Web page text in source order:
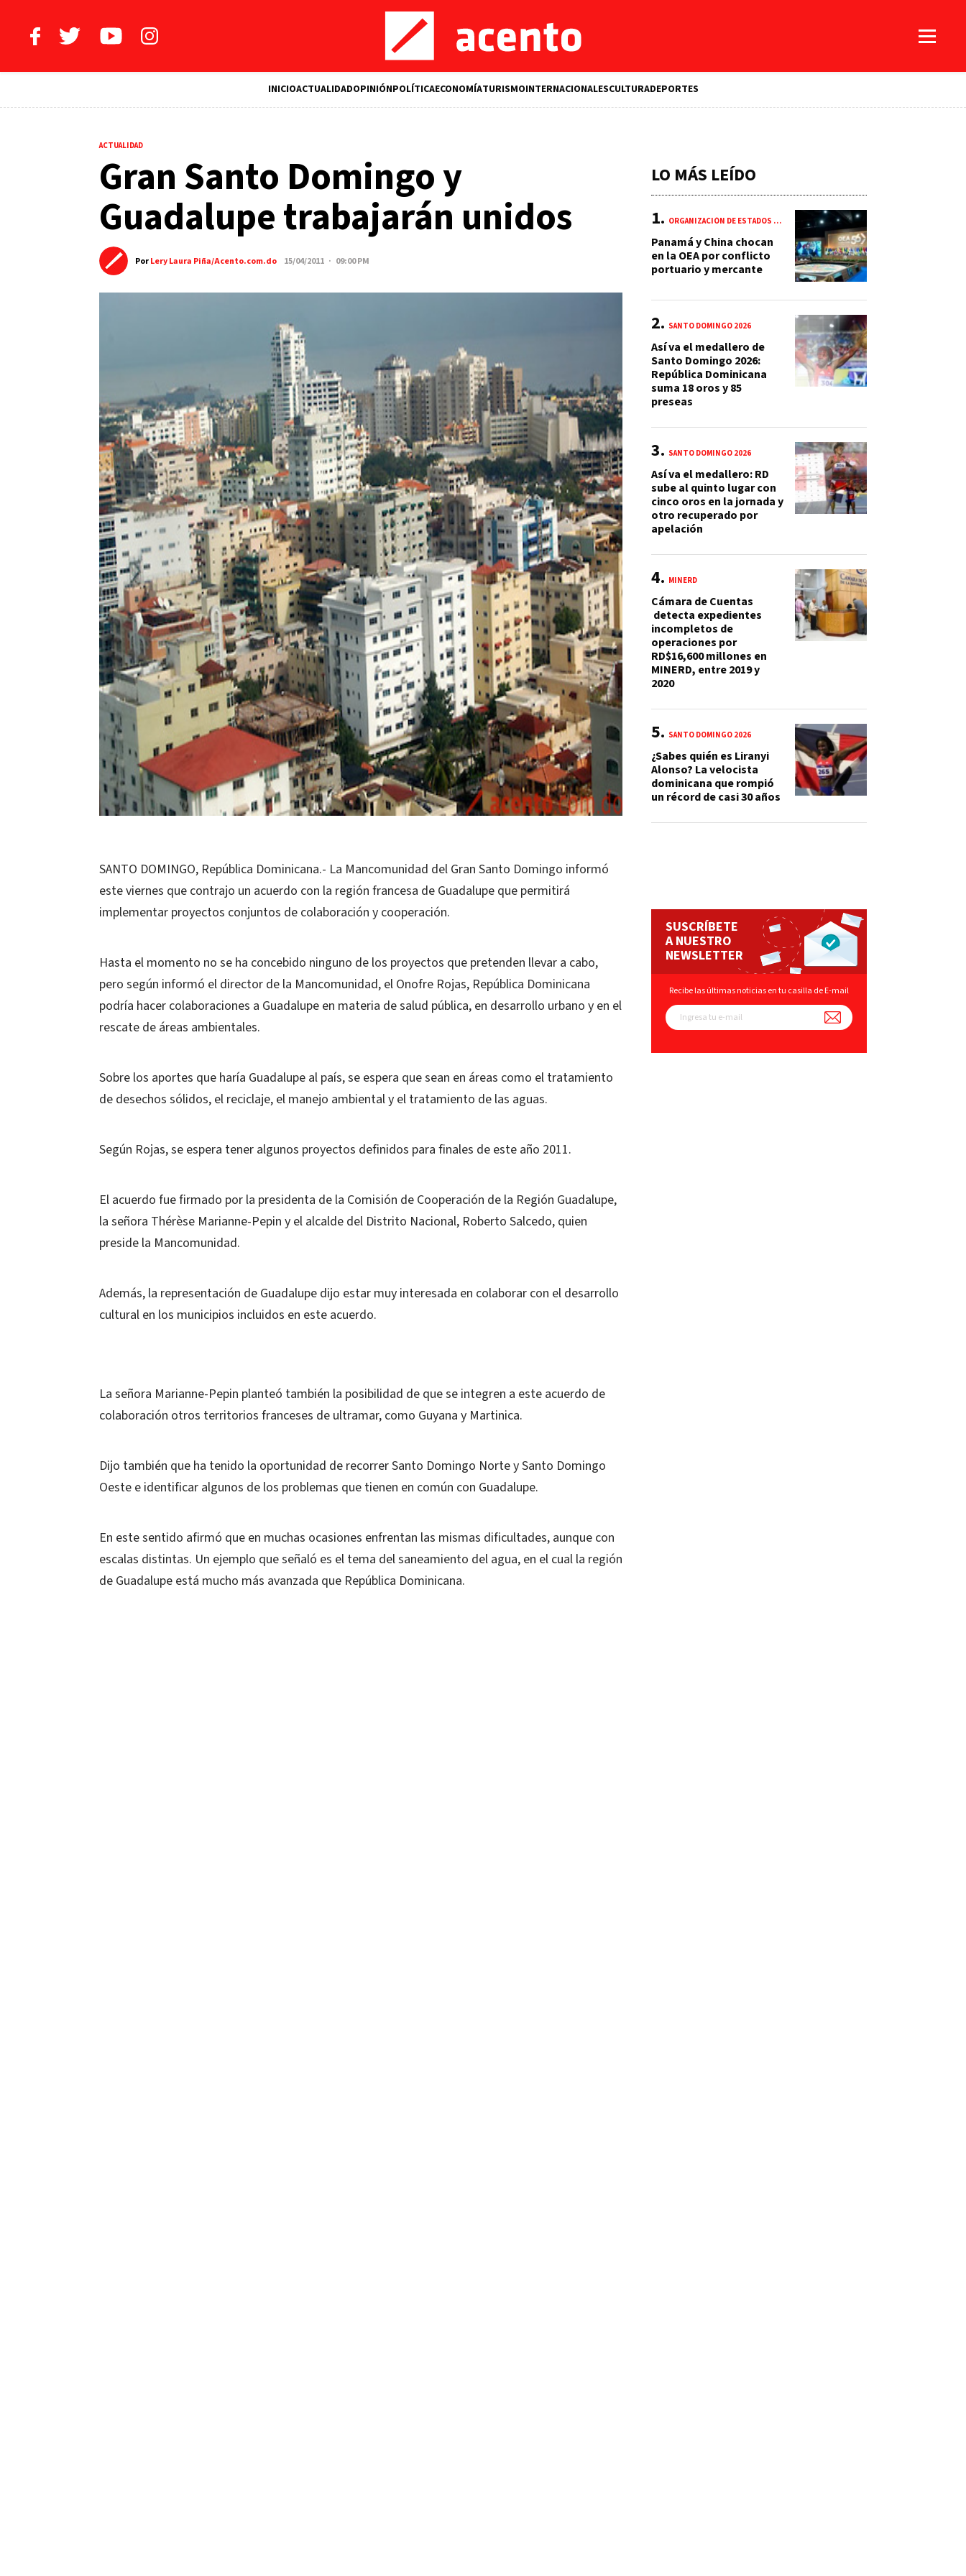
INICIOACTUALIDADOPINIÓNPOLÍTICAECONOMÍATURISMOINTERNACIONALESCULTURADEPORTES
ACTUALIDAD
Gran Santo Domingo y
Guadalupe trabajarán unidos
PorLery Laura Piña/Acento.com.do 15/04/2011 · 09:00 PM
SANTO DOMINGO, República Dominicana.- La Mancomunidad del Gran Santo Domingo informó
este viernes que contrajo un acuerdo con la región francesa de Guadalupe que permitirá
implementar proyectos conjuntos de colaboración y cooperación.
Hasta el momento no se ha concebido ninguno de los proyectos que pretenden llevar a cabo,
pero según informó el director de la Mancomunidad, el Onofre Rojas, República Dominicana
podría hacer colaboraciones a Guadalupe en materia de salud pública, en desarrollo urbano y en el
rescate de áreas ambientales.
Sobre los aportes que haría Guadalupe al país, se espera que sean en áreas como el tratamiento
de desechos sólidos, el reciclaje, el manejo ambiental y el tratamiento de las aguas.
Según Rojas, se espera tener algunos proyectos definidos para finales de este año 2011.
El acuerdo fue firmado por la presidenta de la Comisión de Cooperación de la Región Guadalupe,
la señora Thérèse Marianne-Pepin y el alcalde del Distrito Nacional, Roberto Salcedo, quien
preside la Mancomunidad.
Además, la representación de Guadalupe dijo estar muy interesada en colaborar con el desarrollo
cultural en los municipios incluidos en este acuerdo.
La señora Marianne-Pepin planteó también la posibilidad de que se integren a este acuerdo de
colaboración otros territorios franceses de ultramar, como Guyana y Martinica.
Dijo también que ha tenido la oportunidad de recorrer Santo Domingo Norte y Santo Domingo
Oeste e identificar algunos de los problemas que tienen en común con Guadalupe.
En este sentido afirmó que en muchas ocasiones enfrentan las mismas dificultades, aunque con
escalas distintas. Un ejemplo que señaló es el tema del saneamiento del agua, en el cual la región
de Guadalupe está mucho más avanzada que República Dominicana.
LO MÁS LEÍDO
ORGANIZACIÓN DE ESTADOS AMERICANOS (OEA)
Panamá y China chocan
en la OEA por conflicto
portuario y mercante
SANTO DOMINGO 2026
Así va el medallero de
Santo Domingo 2026:
República Dominicana
suma 18 oros y 85
preseas
SANTO DOMINGO 2026
Así va el medallero: RD
sube al quinto lugar con
cinco oros en la jornada y
otro recuperado por
apelación
MINERD
Cámara de Cuentas
detecta expedientes
incompletos de
operaciones por
RD$16,600 millones en
MINERD, entre 2019 y
2020
SANTO DOMINGO 2026
¿Sabes quién es Liranyi
Alonso? La velocista
dominicana que rompió
un récord de casi 30 años
SUSCRÍBETE
A NUESTRO
NEWSLETTER
Recibe las últimas noticias en tu casilla de E-mail